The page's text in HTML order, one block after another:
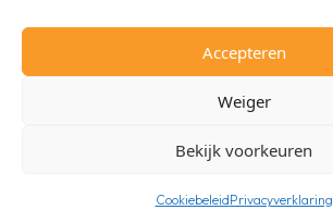
Accepteren
Weiger
Bekijk voorkeuren
CookiebeleidPrivacyverklaring
• De fluisterstille werking (maar 19 dB(A))
• Dankzij het allergiefilter en de All
alleen de ruimte voorzien van schone